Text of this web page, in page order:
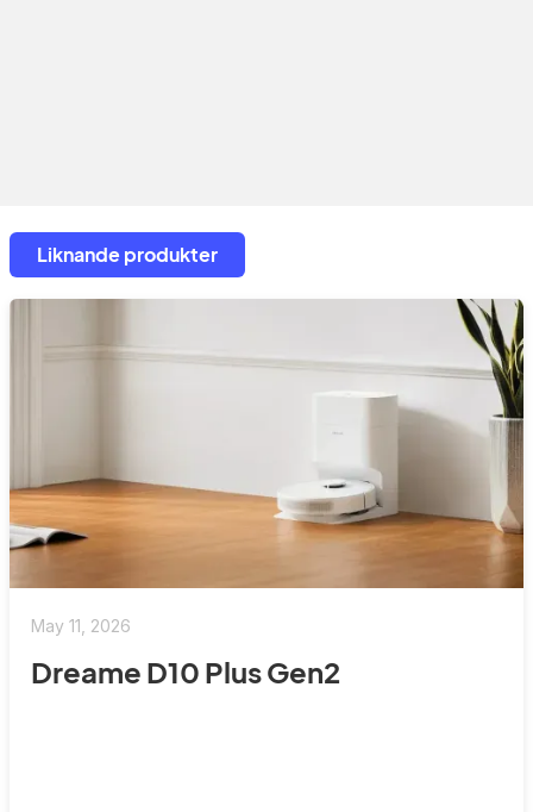
Liknande produkter
May 11, 2026
Dreame D10 Plus Gen2